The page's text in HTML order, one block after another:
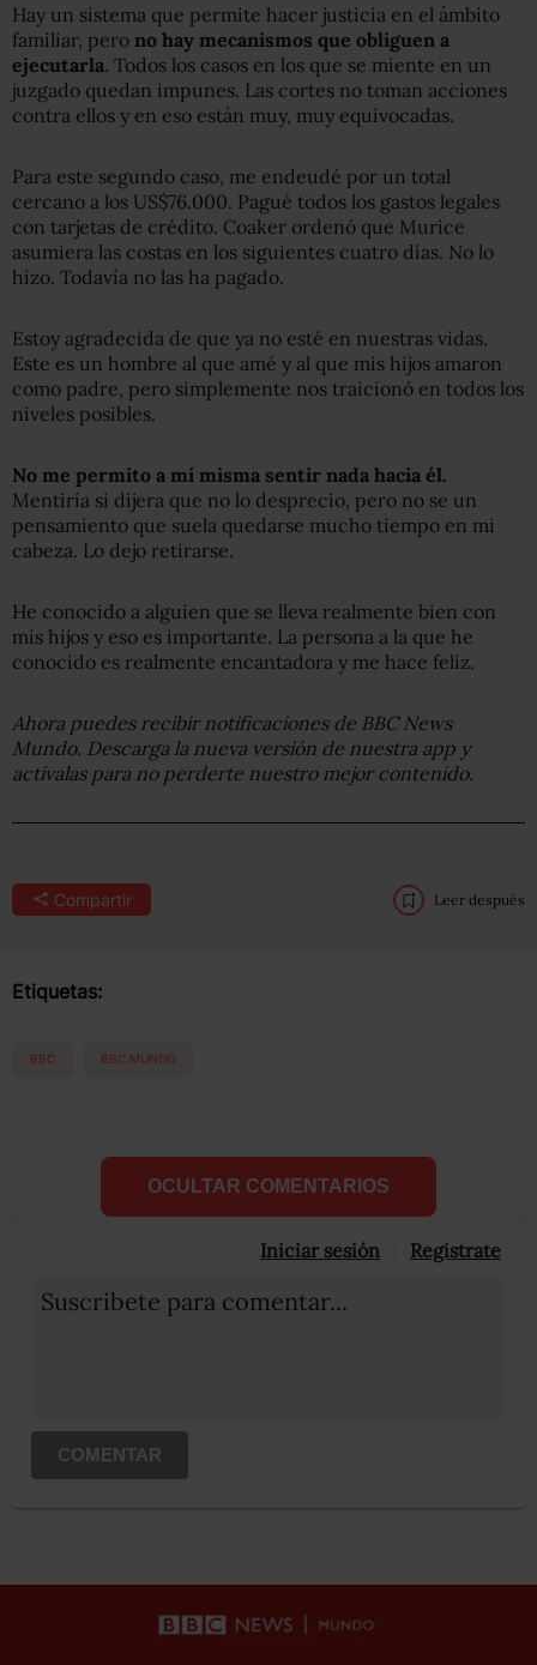
Hay un sistema que permite hacer justicia en el ámbito
familiar, pero no hay mecanismos que obliguen a
ejecutarla. Todos los casos en los que se miente en un
juzgado quedan impunes. Las cortes no toman acciones
contra ellos y en eso están muy, muy equivocadas.
Para este segundo caso, me endeudé por un total
cercano a los US$76.000. Pagué todos los gastos legales
con tarjetas de crédito. Coaker ordenó que Murice
asumiera las costas en los siguientes cuatro días. No lo
hizo. Todavía no las ha pagado.
Estoy agradecida de que ya no esté en nuestras vidas.
Este es un hombre al que amé y al que mis hijos amaron
como padre, pero simplemente nos traicionó en todos los
niveles posibles.
No me permito a mí misma sentir nada hacia él.
Mentiría si dijera que no lo desprecio, pero no se un
pensamiento que suela quedarse mucho tiempo en mi
cabeza. Lo dejo retirarse.
He conocido a alguien que se lleva realmente bien con
mis hijos y eso es importante. La persona a la que he
conocido es realmente encantadora y me hace feliz.
Ahora puedes recibir notificaciones de BBC News
Mundo. Descarga la nueva versión de nuestra app y
actívalas para no perderte nuestro mejor contenido.
Compartir Leer después
Etiquetas:
BBC BBC MUNDO
OCULTAR COMENTARIOS
Iniciar sesión Registrate
Suscribete para comentar...
COMENTAR